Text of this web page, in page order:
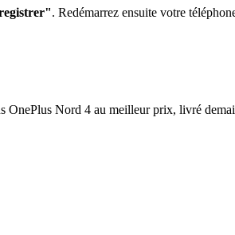
. Redémarrez ensuite votre
OnePlus Nord 4 au meilleur prix, livré